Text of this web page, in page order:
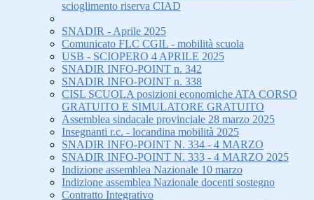
scioglimento riserva CIAD
SNADIR - Aprile 2025
Comunicato FLC CGIL - mobilità scuola
USB - SCIOPERO 4 APRILE 2025
SNADIR INFO-POINT n. 342
SNADIR INFO-POINT n. 338
CISL SCUOLA posizioni economiche ATA CORSO
GRATUITO E SIMULATORE GRATUITO
Assemblea sindacale provinciale 28 marzo 2025
Insegnanti r.c. - locandina mobilità 2025
SNADIR INFO-POINT N. 334 - 4 MARZO
SNADIR INFO-POINT N. 333 - 4 MARZO 2025
Indizione assemblea Nazionale 10 marzo
Indizione assemblea Nazionale docenti sostegno
Contratto Integrativo